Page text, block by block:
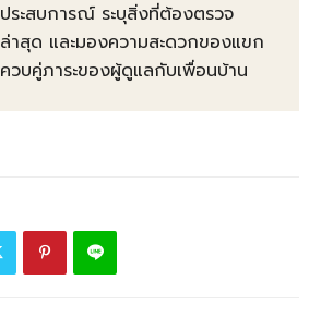
ประสบการณ์ ระบุสิ่งที่ต้องตรวจ
ล่าสุด และมองความสะดวกของแขก
ควบคู่ภาระของผู้ดูแลกับเพื่อนบ้าน